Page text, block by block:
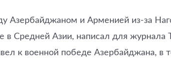
и Арменией из-за
Средней Азии, написал для
к военной победе Азербайджана, в